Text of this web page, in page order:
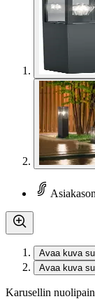
Avaa kuva
Avaa kuva
Karusellin